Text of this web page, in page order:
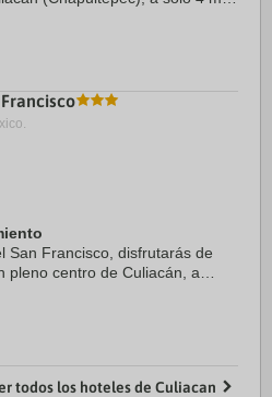
...
San Francisco, disfrutarás de
pleno centro de Culiacán, a
y ...
todos los hoteles de Culiacan